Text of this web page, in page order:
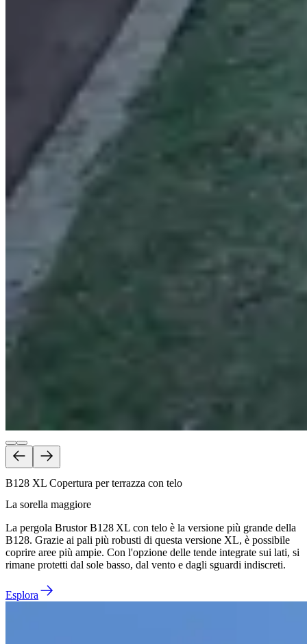
B128 XL Copertura per terrazza con telo
La sorella maggiore
La pergola Brustor B128 XL con telo è la versione più grande della
B128. Grazie ai pali più robusti di questa versione XL, è possibile
coprire aree più ampie. Con l'opzione delle tende integrate sui lati, si
rimane protetti dal sole basso, dal vento e dagli sguardi indiscreti.
Esplora